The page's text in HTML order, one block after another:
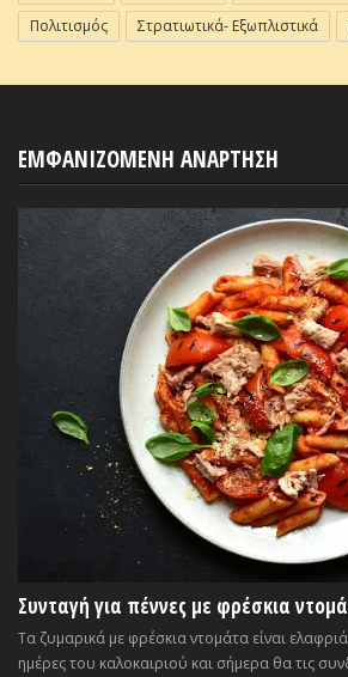
Πολιτισμός
Στρατιωτικά- Εξωπλιστικά
ΕΜΦΑΝΙΖΟΜΕΝΗ ΑΝΑΡΤΗΣΗ
Συνταγή για πέννες με φρέσκια
Τα ζυμαρικά με φρέσκια ντομάτα είναι ελαφριά
ημέρες του καλοκαιριού και σήμερα θα τις